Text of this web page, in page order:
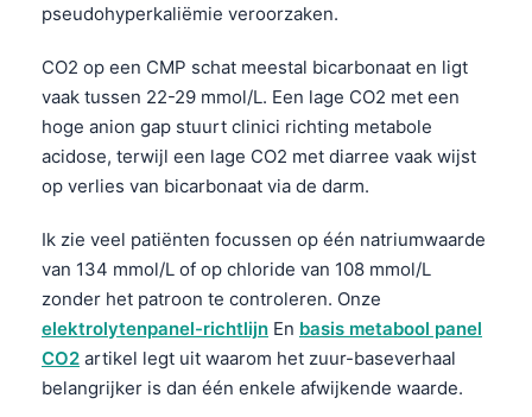
pseudohyperkaliëmie veroorzaken.
CO2 op een CMP schat meestal bicarbonaat en ligt
vaak tussen 22-29 mmol/L. Een lage CO2 met een
hoge anion gap stuurt clinici richting metabole
acidose, terwijl een lage CO2 met diarree vaak wijst
op verlies van bicarbonaat via de darm.
Ik zie veel patiënten focussen op één natriumwaarde
van 134 mmol/L of op chloride van 108 mmol/L
zonder het patroon te controleren. Onze
elektrolytenpanel-richtlijn En basis metabool panel
CO2 artikel legt uit waarom het zuur-baseverhaal
belangrijker is dan één enkele afwijkende waarde.
Bahasa Indonesia
Հայերեն
Íslenska
Српски језик
Svenska
Azərbaycan dili
Eesti
日本語
ქართული